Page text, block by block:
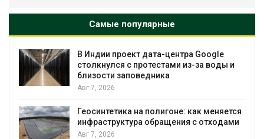
Самые популярные
В Индии проект дата-центра Google
столкнулся с протестами из-за воды и
близости заповедника
Авг 7, 2026
Геосинтетика на полигоне: как меняется
инфраструктура обращения с отходами
Авг 7, 2026